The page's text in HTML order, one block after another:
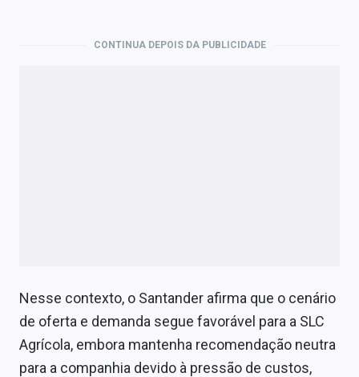
CONTINUA DEPOIS DA PUBLICIDADE
Nesse contexto, o Santander afirma que o cenário
de oferta e demanda segue favorável para a SLC
Agrícola, embora mantenha recomendação neutra
para a companhia devido à pressão de custos,